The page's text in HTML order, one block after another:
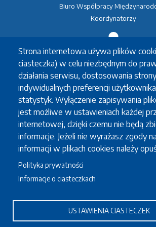
Strona internetowa używa plików
ciasteczka) w celu niezbędnym do
działania serwisu, dostosowania
indywidualnych preferencji
statystyk. Wyłączenie zapisywania
jest możliwe w ustawieniach każdej
internetowej, dzięki czemu nie będą
informacje. Jeżeli nie wyrażasz zgody
informacji w plikach cookies należy
Polityka prywatności
Informacje o ciasteczkach
USTAWIENIA CIASTECZEK
Biuro Współpracy
Koordynatorzy
Wymiana studencka
Erasmus+
Erasmus+ praktyki
Inne wymiany
Koordynatorzy
Studia po angielsku
Oferta studiów w języku
Pracownicy